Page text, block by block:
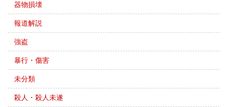
器物損壊
報道解説
強盗
暴行・傷害
未分類
殺人・殺人未遂